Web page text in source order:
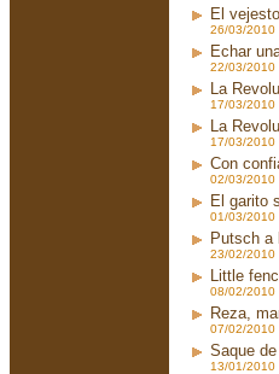
El
26/03/
Echar
22/03/
La
17/03/
La
17/03/
Con
02/03/
El garito
01/03/
Putsch a
23/02/
Little
08/02/
Reza,
07/02/
Saque
13/01/